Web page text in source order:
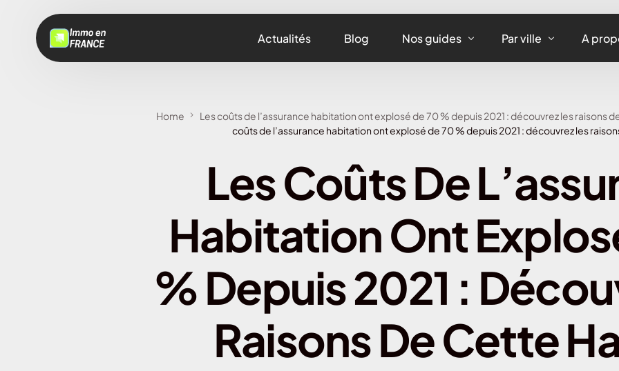
Actualités Blog Nos guides
Assurance appartement
Par ville
Assurance habitation
Assurance habitation
Assurance habitation
Assurance habitation
Assurance habitation
Assurance habitation
Assurance habitation
A
Home Les coûts de l’assurance habitation ont explosé de 70 % depuis 2021 : découvrez les raisons
coûts de l’assurance habitation ont explosé de 70 % depuis 2021 : découvrez les
Les Coûts De
Habitation Ont
% Depuis 2021 :
Raisons De Cette